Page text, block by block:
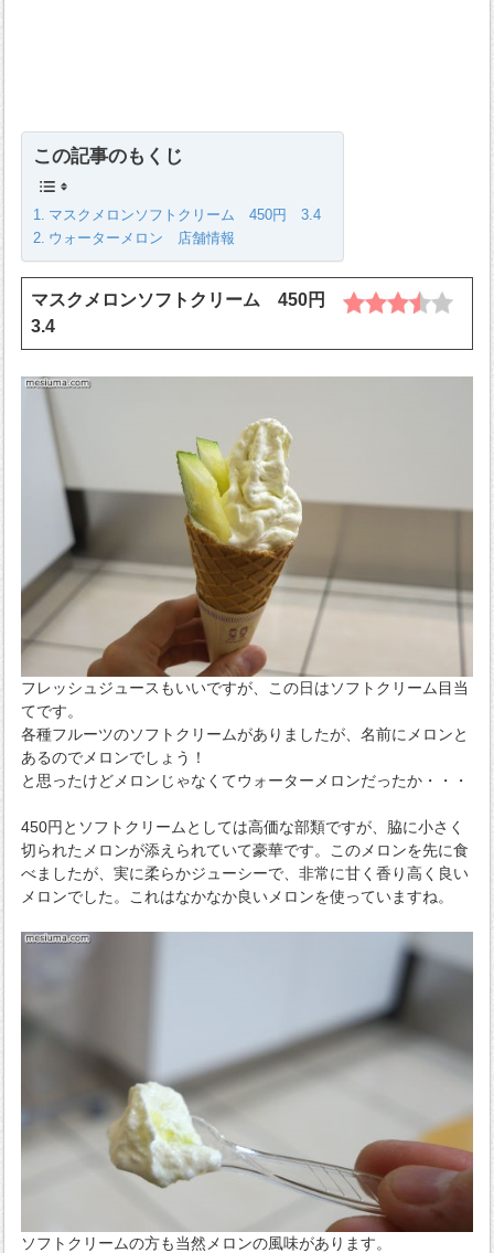
この記事のもくじ
マスクメロンソフトクリーム 450円 3.4
ウォーターメロン 店舗情報
マスクメロンソフトクリーム 450円
3.4
フレッシュジュースもいいですが、この日はソフトクリーム目当
てです。
各種フルーツのソフトクリームがありましたが、名前にメロンと
あるのでメロンでしょう！
と思ったけどメロンじゃなくてウォーターメロンだったか・・・
450円とソフトクリームとしては高価な部類ですが、脇に小さく
切られたメロンが添えられていて豪華です。このメロンを先に食
べましたが、実に柔らかジューシーで、非常に甘く香り高く良い
メロンでした。これはなかなか良いメロンを使っていますね。
ソフトクリームの方も当然メロンの風味があります。